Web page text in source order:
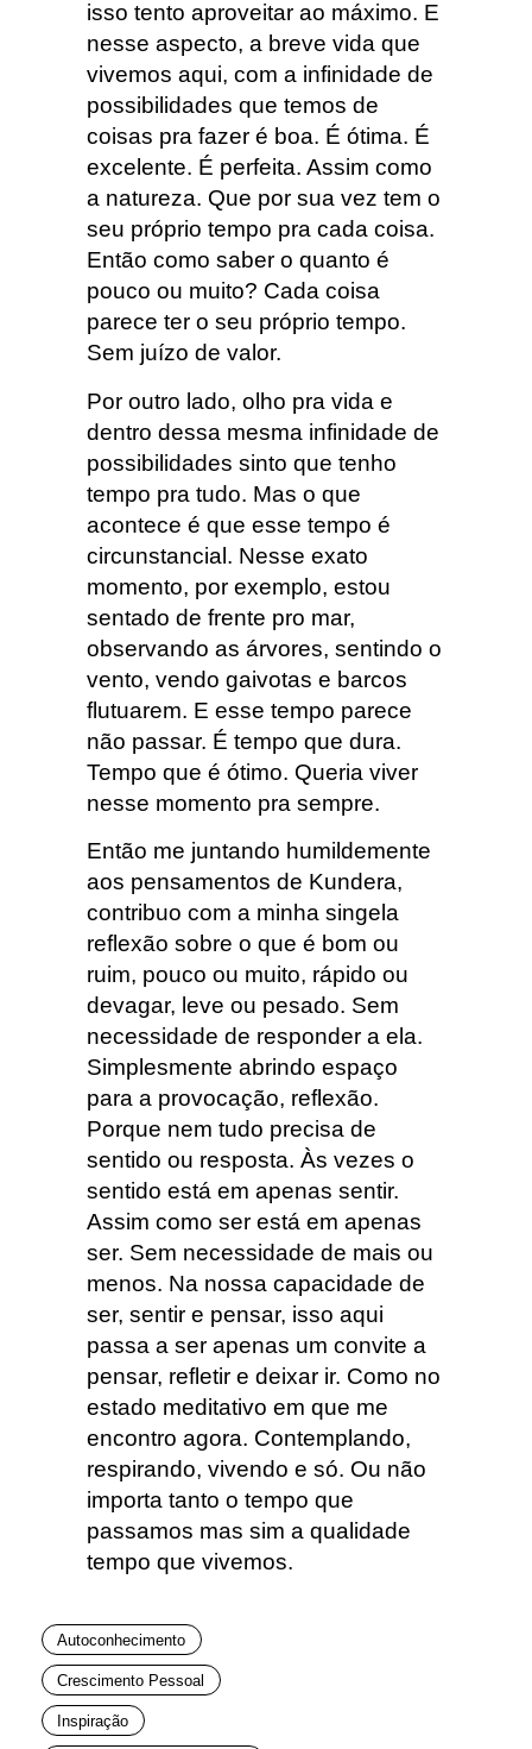
isso tento aproveitar ao máximo. E
nesse aspecto, a breve vida que
vivemos aqui, com a infinidade de
possibilidades que temos de
coisas pra fazer é boa. É ótima. É
excelente. É perfeita. Assim como
a natureza. Que por sua vez tem o
seu próprio tempo pra cada coisa.
Então como saber o quanto é
pouco ou muito? Cada coisa
parece ter o seu próprio tempo.
Sem juízo de valor.
Por outro lado, olho pra vida e
dentro dessa mesma infinidade de
possibilidades sinto que tenho
tempo pra tudo. Mas o que
acontece é que esse tempo é
circunstancial. Nesse exato
momento, por exemplo, estou
sentado de frente pro mar,
observando as árvores, sentindo o
vento, vendo gaivotas e barcos
flutuarem. E esse tempo parece
não passar. É tempo que dura.
Tempo que é ótimo. Queria viver
nesse momento pra sempre.
Então me juntando humildemente
aos pensamentos de Kundera,
contribuo com a minha singela
reflexão sobre o que é bom ou
ruim, pouco ou muito, rápido ou
devagar, leve ou pesado. Sem
necessidade de responder a ela.
Simplesmente abrindo espaço
para a provocação, reflexão.
Porque nem tudo precisa de
sentido ou resposta. Às vezes o
sentido está em apenas sentir.
Assim como ser está em apenas
ser. Sem necessidade de mais ou
menos. Na nossa capacidade de
ser, sentir e pensar, isso aqui
passa a ser apenas um convite a
pensar, refletir e deixar ir. Como no
estado meditativo em que me
encontro agora. Contemplando,
respirando, vivendo e só. Ou não
importa tanto o tempo que
passamos mas sim a qualidade
tempo que vivemos.
Autoconhecimento
Crescimento Pessoal
Inspiração